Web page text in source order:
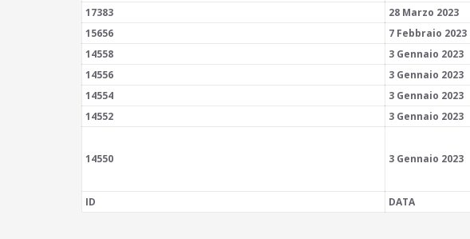
17383
28 Marzo 2023
15656
7 Febbraio 2023
14558
3 Gennaio 2023
14556
3 Gennaio 2023
14554
3 Gennaio 2023
14552
3 Gennaio 2023
14550 3 Gennaio 2023
ID
DATA